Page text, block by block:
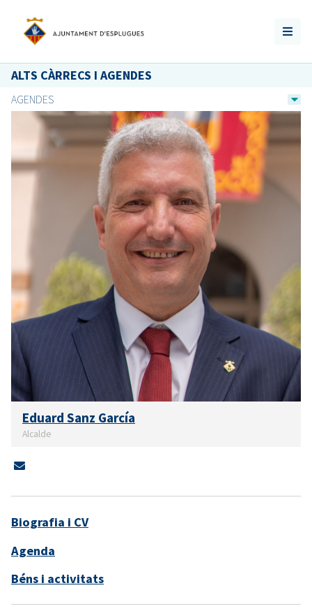
ALTS CÀRRECS I AGENDES
AGENDES
Eduard Sanz García
Alcalde
Biografia i CV
Agenda
Béns i activitats